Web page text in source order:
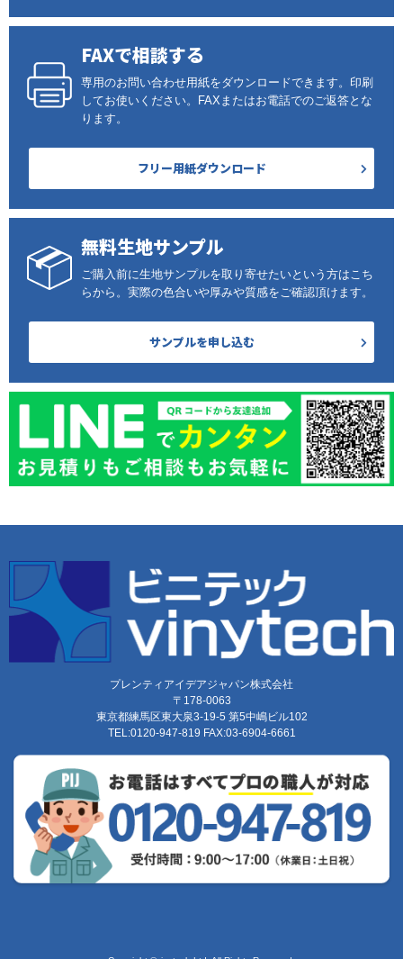
FAXで相談する
専用のお問い合わせ用紙をダウンロードできます。印刷
してお使いください。FAXまたはお電話でのご返答とな
ります。
フリー用紙ダウンロード
無料生地サンプル
ご購入前に生地サンプルを取り寄せたいという方はこち
らから。実際の色合いや厚みや質感をご確認頂けます。
サンプルを申し込む
プレンティアイデアジャパン株式会社
〒178-0063
東京都練馬区東大泉3-19-5 第5中嶋ビル102
TEL:0120-947-819 FAX:03-6904-6661